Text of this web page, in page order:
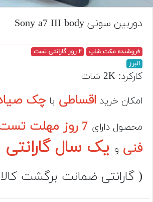
تجهیزات
مکث
افزودن
محصول
دست
قیمت
دوربین سونی Sony a7 III body
فروشنده مکث شاپ
۲ روز گارانتی تست
البرز
کارکرد: 2K شات
امکان خرید اقساطی با چک
محصول دارای
7 روز مهلت
فنی و یک سال گارانتی
( گارانتی ضمانت برگشت